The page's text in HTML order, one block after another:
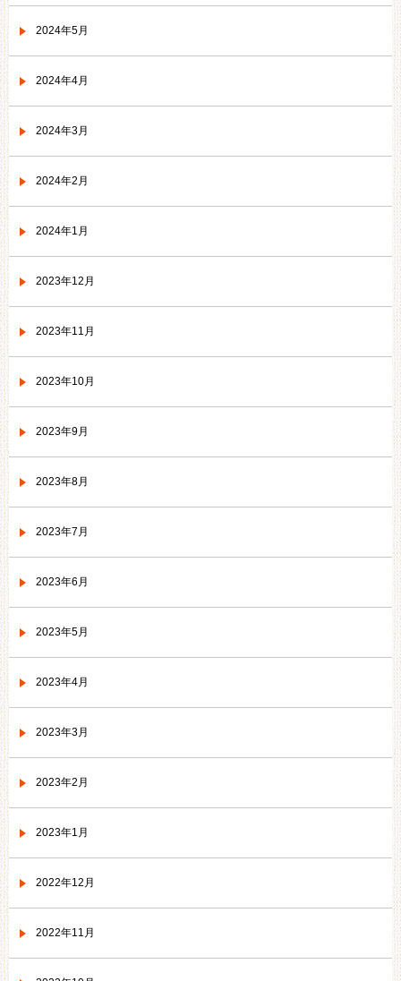
2024年5月
2024年4月
2024年3月
2024年2月
2024年1月
2023年12月
2023年11月
2023年10月
2023年9月
2023年8月
2023年7月
2023年6月
2023年5月
2023年4月
2023年3月
2023年2月
2023年1月
2022年12月
2022年11月